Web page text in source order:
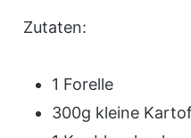
Zutaten:
1 Forelle
300g kleine